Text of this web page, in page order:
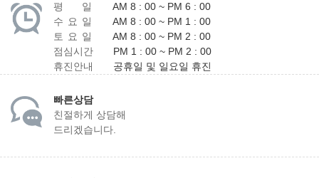
평 일
AM 8 : 00 ~ PM 6 : 00
수 요 일
AM 8 : 00 ~ PM 1 : 00
토 요 일
AM 8 : 00 ~ PM 2 : 00
점심시간
PM 1 : 00 ~ PM 2 : 00
휴진안내
공휴일 및 일요일 휴진
빠른상담
친절하게 상담해
드리겠습니다.